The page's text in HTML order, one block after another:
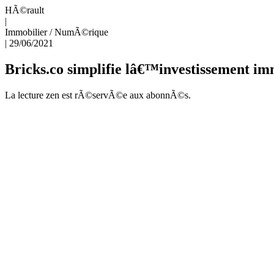
HÃ©rault
|
Immobilier /NumÃ©rique
| 29/06/2021
Bricks.co simplifie lâ€™investissement
La lecture zen est rÃ©servÃ©e aux abonnÃ©s.